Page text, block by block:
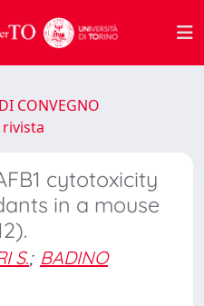
CONVEGNO
cytotoxicity
in a mouse
S.; BADINO